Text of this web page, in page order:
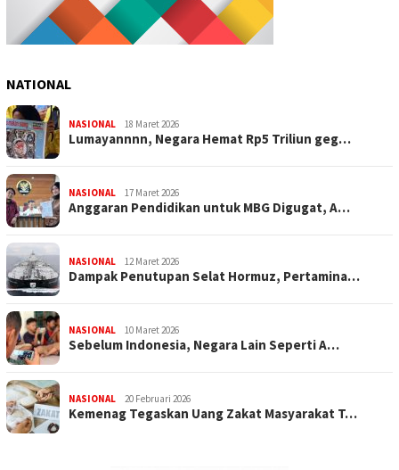
NATIONAL
NASIONAL 18 Maret 2026
Lumayannnn, Negara Hemat Rp5 Triliun geg…
NASIONAL 17 Maret 2026
Anggaran Pendidikan untuk MBG Digugat, A…
NASIONAL 12 Maret 2026
Dampak Penutupan Selat Hormuz, Pertamina…
NASIONAL 10 Maret 2026
Sebelum Indonesia, Negara Lain Seperti A…
NASIONAL 20 Februari 2026
Kemenag Tegaskan Uang Zakat Masyarakat T…